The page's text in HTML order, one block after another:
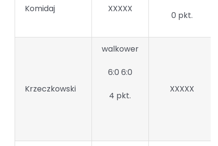
Komidaj XXXXX
0 pkt.
Krzeczkowski
walkower
6:0 6:0
4 pkt.
XXXXX